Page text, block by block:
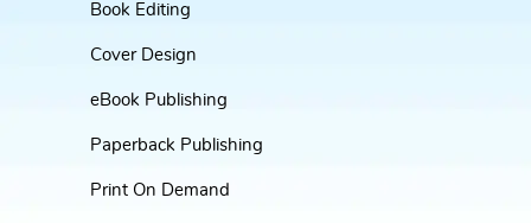
Book Editing
Cover Design
eBook Publishing
Paperback Publishing
Print On Demand